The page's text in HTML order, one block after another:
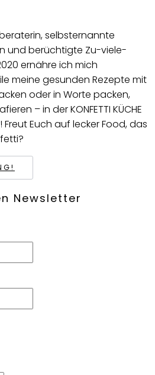
selbsternannte
und berüchtigte Zu-viele-
ernähre ich mich
meine gesunden Rezepte mit
oder in Worte packen,
– in der KONFETTI KÜCHE
Euch auf lecker Food, das
Newsletter